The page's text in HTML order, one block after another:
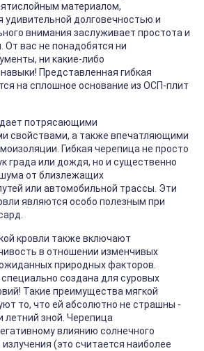
материалом,
долговечностью и
внимания заслуживает простота и
От вас не понадобятся ни
ни какие-либо
Представленная гибкая
на сплошное основание из ОСП-плит
потрясающими
свойствами, а также впечатляющими
Гибкая черепица не просто
града или дождя, но и существенно
от близлежащих
или автомобильной трассы. Эти
являются особо полезным при
кровли также включают
в отношении изменчивых
природных факторов.
создана для суровых
Такие преимущества мягкой
то, что ей абсолютно не страшны -
зной. Черепица
влиянию солнечного
(это считается наиболее